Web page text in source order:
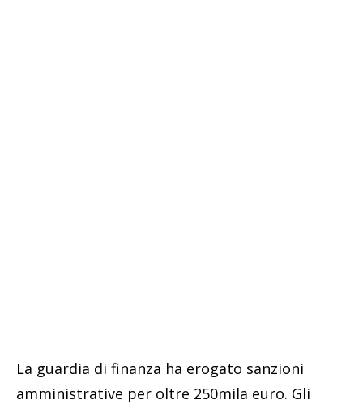
La guardia di finanza ha erogato sanzioni
amministrative per oltre 250mila euro. Gli